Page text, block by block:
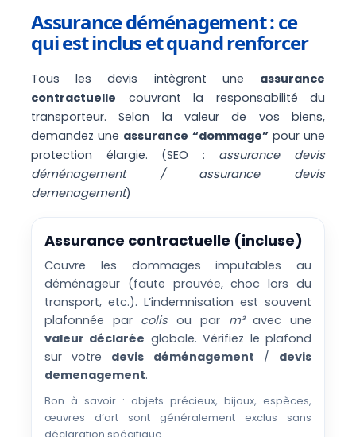
Assurance déménagement : ce
qui est inclus et quand renforcer
Tous les devis intègrent une assurance
contractuelle couvrant la responsabilité du
transporteur. Selon la valeur de vos biens,
demandez une assurance “dommage” pour une
protection élargie. (SEO : assurance devis
déménagement / assurance devis
demenagement)
Assurance contractuelle (incluse)
Couvre les dommages imputables au
déménageur (faute prouvée, choc lors du
transport, etc.). L’indemnisation est souvent
plafonnée par colis ou par m³avec une
valeur déclarée globale. Vérifiez le plafond
sur votre devis déménagement / devis
demenagement.
Bon à savoir : objets précieux, bijoux, espèces,
œuvres d’art sont généralement exclus sans
déclaration spécifique.